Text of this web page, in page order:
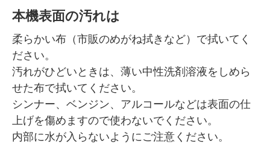
本機表面の汚れは
柔らかい布（市販のめがね拭きなど）で拭いてく
ださい。
汚れがひどいときは、薄い中性洗剤溶液をしめら
せた布で拭いてください。
シンナー、ベンジン、アルコールなどは表面の仕
上げを傷めますので使わないでください。
内部に水が入らないようにご注意ください。